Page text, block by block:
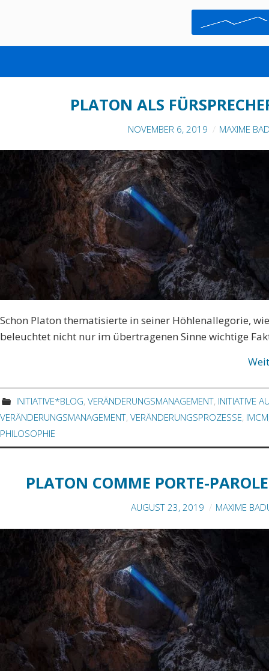
PLATON ALS
NOVEMBER 6, 2019 MAXIME
Schon Platon thematisierte in seiner Höhlenallegorie,
beleuchtet nicht nur im übertragenen Sinne wichtige
INITIATIVE*BLOG,VERÄNDERUNGSMANAGEMENT, INITIATIVE
VERÄNDERUNGSMANAGEMENT, VERÄNDERUNGSPROZESSE, IMCM
PHILOSOPHIE
PLATON COMME PORTE-
AUGUST 23, 2019 MAXIME